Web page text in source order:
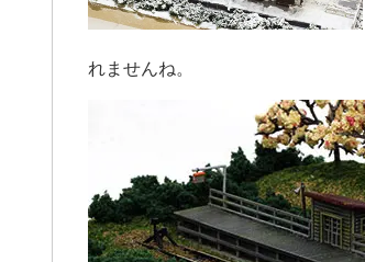
れませんね。